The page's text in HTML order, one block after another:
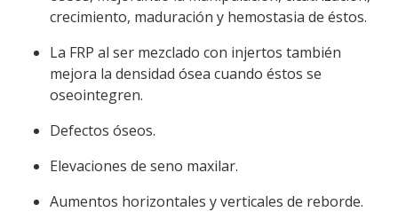
crecimiento, maduración y hemostasia de éstos.
La FRP al ser mezclado con injertos también
mejora la densidad ósea cuando éstos se
oseointegren.
Defectos óseos.
Elevaciones de seno maxilar.
Aumentos horizontales y verticales de reborde.